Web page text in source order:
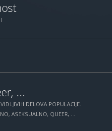
...
DELOVA POPULACIJE.
ASEKSUALNO, QUEER, ...